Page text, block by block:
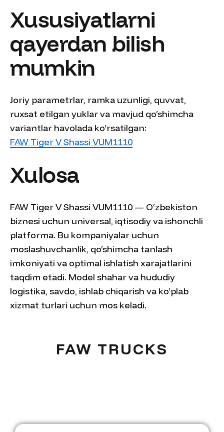
Xususiyatlarni
qayerdan bilish
mumkin
Joriy parametrlar, ramka uzunligi, quvvat,
ruxsat etilgan yuklar va mavjud qo‘shimcha
variantlar havolada ko‘rsatilgan:
FAW Tiger V Shassi VUM1110
Xulosa
FAW Tiger V Shassi VUM1110 — O‘zbekiston
biznesi uchun universal, iqtisodiy va ishonchli
platforma. Bu kompaniyalar uchun
moslashuvchanlik, qo‘shimcha tanlash
imkoniyati va optimal ishlatish xarajatlarini
taqdim etadi. Model shahar va hududiy
logistika, savdo, ishlab chiqarish va ko‘plab
xizmat turlari uchun mos keladi.
FAW TRUCKS